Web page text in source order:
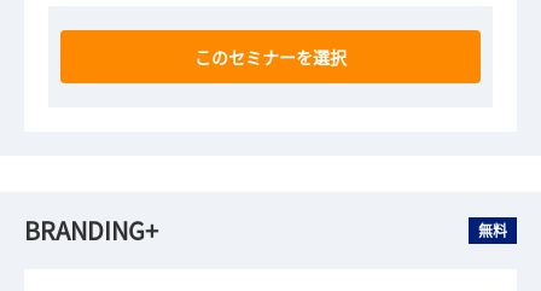
このセミナーを選択
BRANDING+ 無料